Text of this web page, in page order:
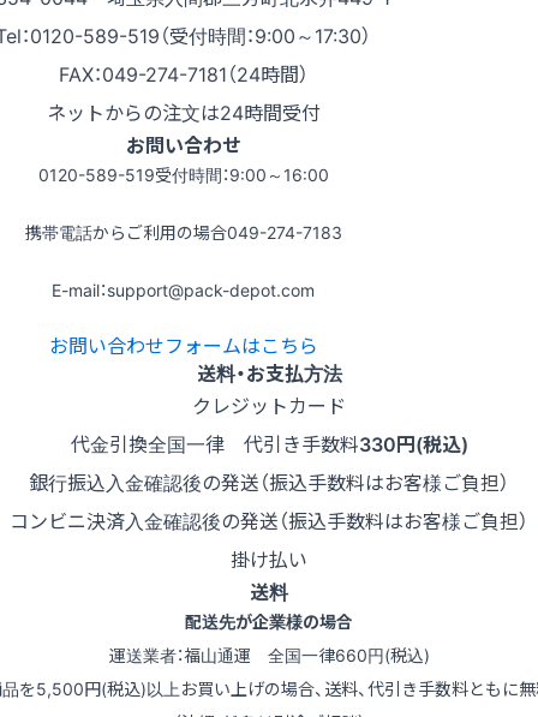
：0120-589-519（受付時間：9:00～17:30）
FAX：049-274-7181（24時間）
ネットからの注文は24時間受付
お問い合わせ
0120-589-519受付時間：9:00～16:00
携帯電話からご利用の場合049-274-7183
E-mail：support@pack-depot.com
お問い合わせフォームはこちら
送料・お支払方法
クレジットカード
代金引換全国一律 代引き手数料330円(税込)
銀行振込入金確認後の発送（振込手数料はお客様ご負担）
コンビニ決済入金確認後の発送（振込手数料はお客様ご負担）
掛け払い
送料
配送先が企業様の場合
運送業者：福山通運 全国一律660円(税込)
品を5,500円(税込)以上お買い上げの場合、送料、代引き手数料ともに無